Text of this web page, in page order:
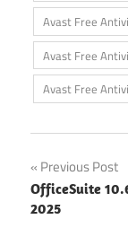
Avast Free
Avast Free
Avast Free
Navegação
de
Previous Post
OfficeSuite
2025